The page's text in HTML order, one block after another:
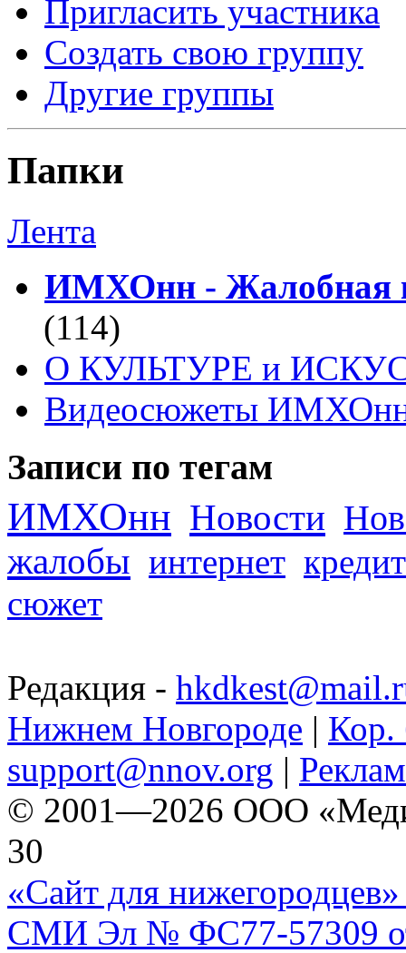
Пригласить участника
Создать свою группу
Другие группы
Папки
Лента
ИМХОнн - Жалобная
(114)
О КУЛЬТУРЕ и
Видеосюжеты
Записи по тегам
ИМХОнн Новости
жалобы интернет кредит
сюжет
Редакция -
Нижнем Новгороде | Кор.
support@nnov.org |
© 2001—2026 ООО
30
«Сайт для нижегородцев»
СМИ Эл № ФС77-57309